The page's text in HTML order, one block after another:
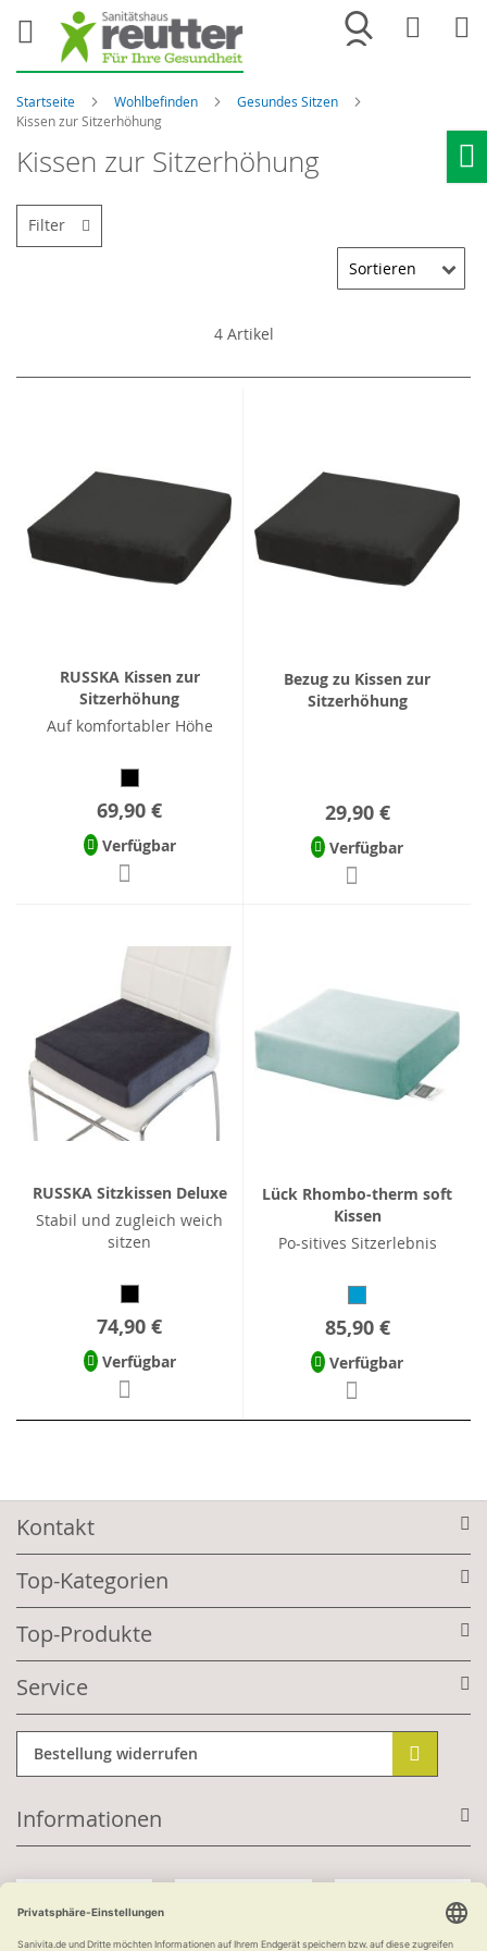
Merkliste
Startseite Wohlbefinden
Gesundes Sitzen
Kissen zur Sitzerhöhung
Kissen zur Sitzerhöhung
4Artikel
RUSSKA Kissen zur
Sitzerhöhung
Auf komfortabler Höhe
69,90 €
Verfügbar
Bezug zu Kissen zur
Sitzerhöhung
29,90 €
Verfügbar
RUSSKA Sitzkissen Deluxe
Stabil und zugleich weich
sitzen
74,90 €
Verfügbar
Lück Rhombo-therm soft
Kissen
Po-sitives Sitzerlebnis
85,90 €
Verfügbar
Filter
Kontakt
Top-Kategorien
Top-Produkte
Service
Bestellung widerrufen
Informationen